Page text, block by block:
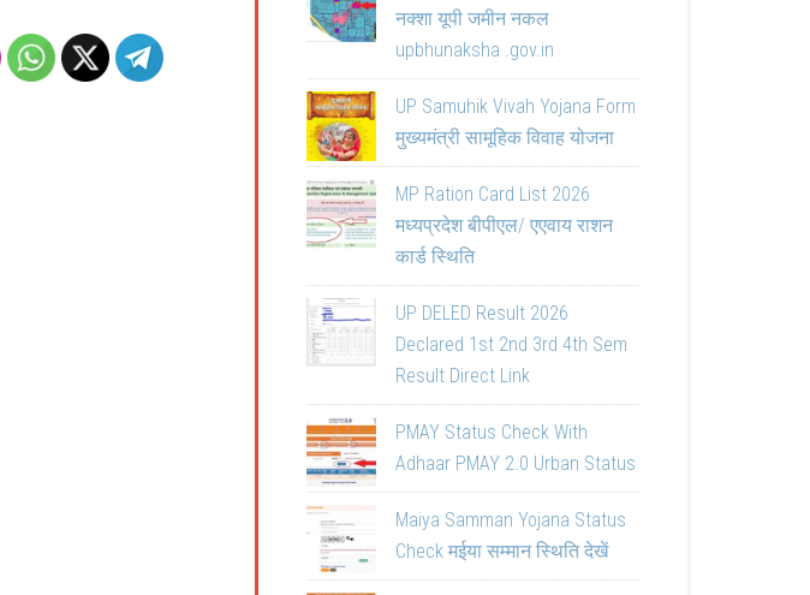
नक्शा यूपी जमीन नकल
upbhunaksha .gov.in
UP Samuhik Vivah Yojana Form
मुख्यमंत्री सामूहिक विवाह योजना
MP Ration Card List 2026
मध्यप्रदेश बीपीएल/ एएवाय राशन
कार्ड स्थिति
UP DELED Result 2026
Declared 1st 2nd 3rd 4th Sem
Result Direct Link
PMAY Status Check With
Adhaar PMAY 2.0 Urban Status
Maiya Samman Yojana Status
Check मईया सम्मान स्थिति देखें